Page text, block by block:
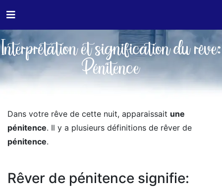
Interprétation et signification du rêve:
Pénitence
Dans votre rêve de cette nuit, apparaissait une
pénitence. Il y a plusieurs définitions de rêver de
pénitence.
Rêver de pénitence signifie: